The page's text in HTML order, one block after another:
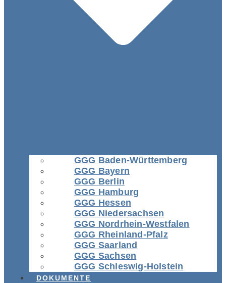
GGG Baden-Württemberg
GGG Bayern
GGG Berlin
GGG Hamburg
GGG Hessen
GGG Niedersachsen
GGG Nordrhein-Westfalen
GGG Rheinland-Pfalz
GGG Saarland
GGG Sachsen
GGG Schleswig-Holstein
DOKUMENTE